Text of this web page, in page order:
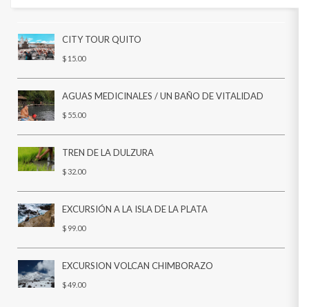
CITY TOUR QUITO
$ 15.00
AGUAS MEDICINALES / UN BAÑO DE VITALIDAD
$ 55.00
TREN DE LA DULZURA
$ 32.00
EXCURSIÓN A LA ISLA DE LA PLATA
$ 99.00
EXCURSION VOLCAN CHIMBORAZO
$ 49.00